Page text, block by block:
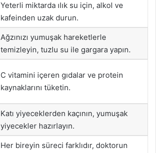
Yeterli miktarda ılık su için, alkol ve
kafeinden uzak durun.
Ağzınızı yumuşak hareketlerle
temizleyin, tuzlu su ile gargara yapın.
C vitamini içeren gıdalar ve protein
kaynaklarını tüketin.
Katı yiyeceklerden kaçının, yumuşak
yiyecekler hazırlayın.
Her bireyin süreci farklıdır, doktorun